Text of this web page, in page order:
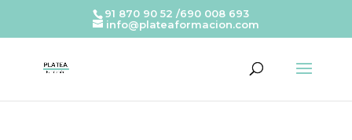
91 870 90 52 /690 008 693
info@plateaformacion.com